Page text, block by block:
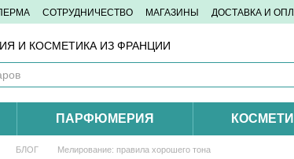
СОТРУДНИЧЕСТВО МАГАЗИНЫ ДОСТАВКА И
И КОСМЕТИКА ИЗ ФРАНЦИИ
ПАРФЮМЕРИЯ
БЛОГ Мелирование: правила хорошего тона